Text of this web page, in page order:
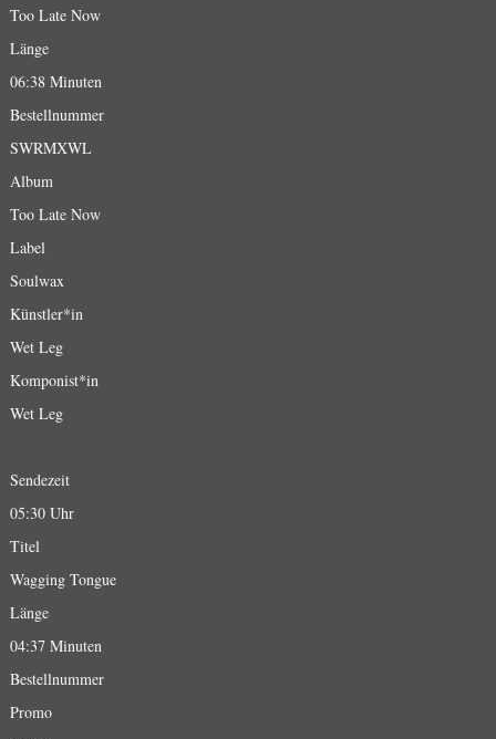
Too Late Now
Länge
06:38 Minuten
Bestellnummer
SWRMXWL
Album
Too Late Now
Label
Soulwax
Künstler*in
Wet Leg
Komponist*in
Wet Leg
Sendezeit
05:30 Uhr
Titel
Wagging Tongue
Länge
04:37 Minuten
Bestellnummer
Promo